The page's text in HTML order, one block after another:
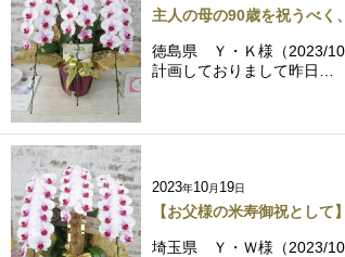
主人の母の90歳を祝うべく
徳島県 Ｙ・Ｋ様（2023/
計画しておりまして昨日…
2023年10月 19日
【お父様の米寿御祝として
埼玉県 Ｙ・Ｗ様（2023/